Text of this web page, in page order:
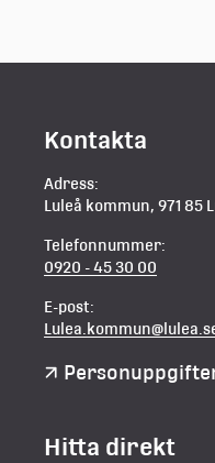
Kontakta
Adress:
Luleå kommun, 971 85
Telefonnummer:
0920 - 45 30 00
E-post:
Hitta direkt